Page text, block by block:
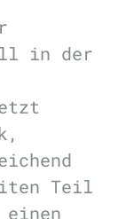
in der
Teil